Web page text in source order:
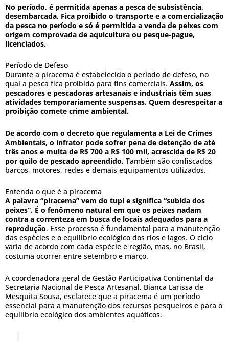
No período, é permitida apenas a pesca de subsistência,
desembarcada. Fica proibido o transporte e a comercialização
da pesca no período e só é permitida a venda de peixes com
origem comprovada de aquicultura ou pesque-pague,
licenciados.
Período de Defeso
Durante a piracema é estabelecido o período de defeso, no
qual a pesca fica proibida para fins comerciais. Assim, os
pescadores e pescadoras artesanais e industriais têm suas
atividades temporariamente suspensas. Quem desrespeitar a
proibição comete crime ambiental.
De acordo com o decreto que regulamenta a Lei de Crimes
Ambientais, o infrator pode sofrer pena de detenção de até
três anos e multa de R$ 700 a R$ 100 mil, acrescida de R$ 20
por quilo de pescado apreendido. Também são confiscados
barcos, motores, redes e demais equipamentos utilizados.
Entenda o que é a piracema
A palavra “piracema” vem do tupi e significa “subida dos
peixes”. É o fenômeno natural em que os peixes nadam
contra a correnteza em busca de locais adequados para a
reprodução. Esse processo é fundamental para a manutenção
das espécies e o equilíbrio ecológico dos rios e lagos. O ciclo
varia de acordo com cada espécie e região, mas, no Brasil,
costuma ocorrer entre setembro e março.
A coordenadora-geral de Gestão Participativa Continental da
Secretaria Nacional de Pesca Artesanal, Bianca Larissa de
Mesquita Sousa, esclarece que a piracema é um período
essencial para a manutenção dos recursos pesqueiros e para o
equilíbrio ecológico dos ambientes aquáticos.